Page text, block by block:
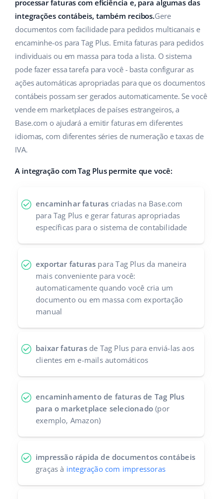
Gestão de Envios
Automação do fluxo de trabalho
Base Connect
IA para ecommerce
Base Analytics
Casa e jardim
Produtos infantis
Eletrônicos
Peças automotivas
Supermercado
Saúde e beleza
Moda
Ajuda
Academy
Blog
Serviços
Auditoria de contas
Outros
Casos de Sucesso
Colaboração e parcerias
Parceiros Base
english (GB)
english (IN)
deutsch
Ελληνικά
español (MX)
Italiano
português (BR)
中文
processar faturas com eficiência e, para algumas das
integrações contábeis, também recibos.Gere
documentos com facilidade para pedidos multicanais e
encaminhe-os para Tag Plus. Emita faturas para pedidos
individuais ou em massa para toda a lista. O sistema
pode fazer essa tarefa para você - basta configurar as
ações automáticas apropriadas para que os documentos
contábeis possam ser gerados automaticamente. Se você
vende em marketplaces de países estrangeiros, a
Base.com o ajudará a emitir faturas em diferentes
idiomas, com diferentes séries de numeração e taxas de
IVA.
A integração com Tag Plus permite que você:
encaminhar faturas criadas na Base.com
para Tag Plus e gerar faturas apropriadas
específicas para o sistema de contabilidade
exportar faturas para Tag Plus da maneira
mais conveniente para você:
automaticamente quando você cria um
documento ou em massa com exportação
manual
baixar faturasde Tag Plus para enviá-las aos
clientes em e-mails automáticos
encaminhamento de faturas de Tag Plus
para o marketplace selecionado (por
exemplo, Amazon)
impressão rápida de documentos contábeis
graças à integração com impressoras